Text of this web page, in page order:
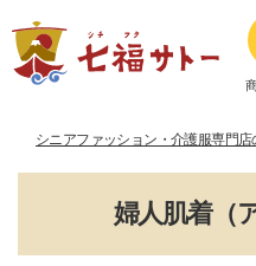
シニアファッション・介護服専門店
婦人肌着（